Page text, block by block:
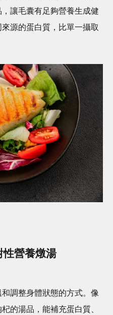
讓毛囊有足夠營養生成健
源的蛋白質，比單一攝取
性營養燉湯
調整身體狀態的方式。像
的湯品，能補充蛋白質、